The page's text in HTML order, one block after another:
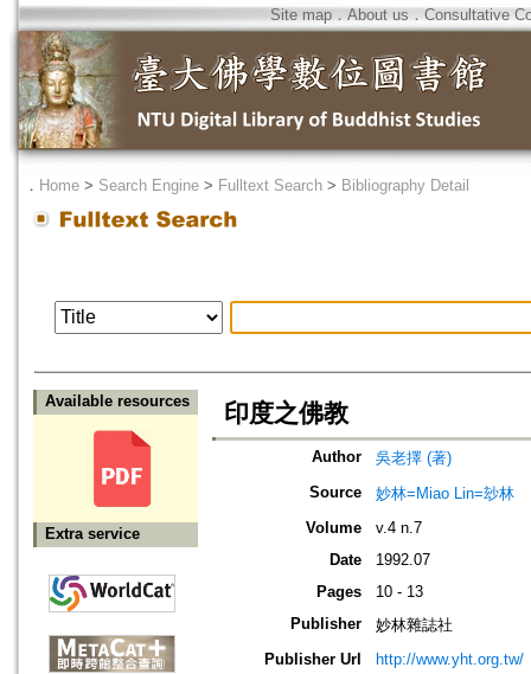
Site map．About us ． Consultative
． Home > Search Engine > Fulltext Search > Bibliography Detail
Available resources
Extra service
印度之佛教
Author
吳老擇 (著)
Source
妙林=Miao Lin=玅林
Volume
v.4 n.7
Date
1992.07
Pages
10 - 13
Publisher
妙林雜誌社
Publisher Url
http://www.yht.org.tw/